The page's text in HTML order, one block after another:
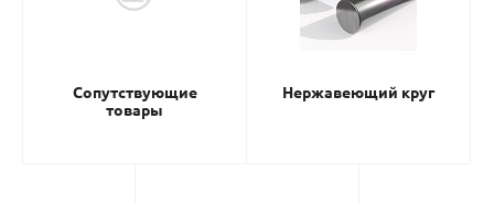
Сопутствующие
товары
Нержавеющий круг